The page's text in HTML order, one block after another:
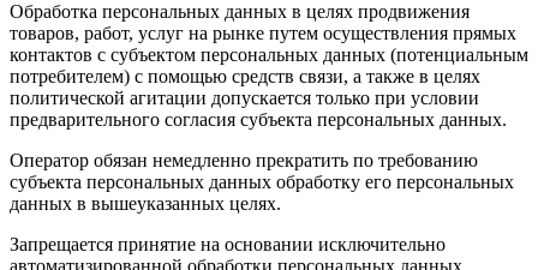
Обработка персональных данных в целях продвижения
товаров, работ, услуг на рынке путем осуществления прямых
контактов с субъектом персональных данных (потенциальным
потребителем) с помощью средств связи, а также в целях
политической агитации допускается только при условии
предварительного согласия субъекта персональных данных.
Оператор обязан немедленно прекратить по требованию
субъекта персональных данных обработку его персональных
данных в вышеуказанных целях.
Запрещается принятие на основании исключительно